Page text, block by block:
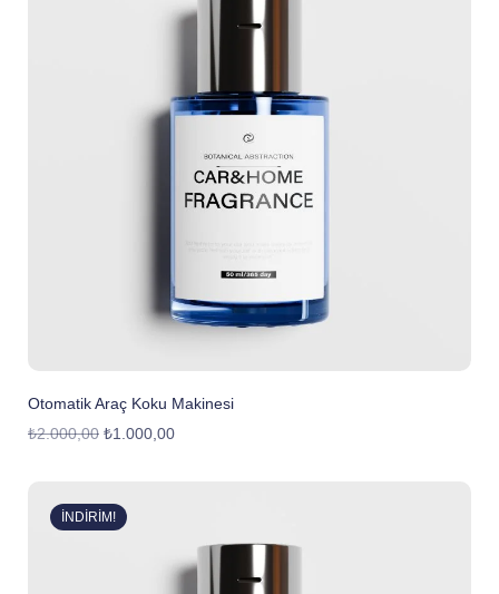
Otomatik Araç Koku Makinesi
₺2.000,00 ₺1.000,00
İNDIRIM!